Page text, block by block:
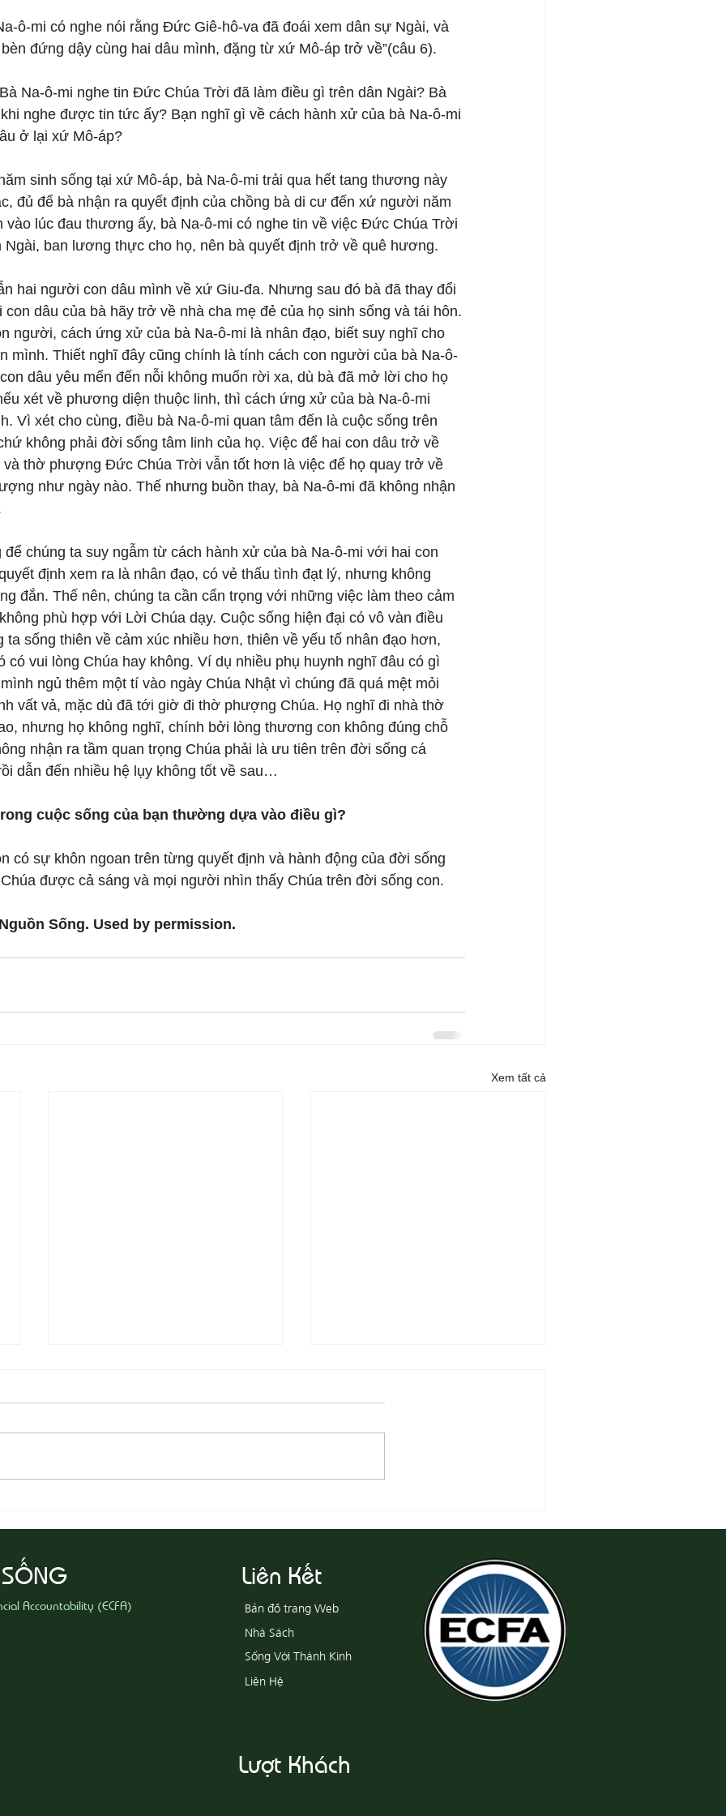
ô-mi có nghe nói rằng Đức Giê-hô-va đã đoái xem dân sự Ngài, và
đứng dậy cùng hai dâu mình, đặng từ xứ Mô-áp trở về”(câu 6).
Na-ô-mi nghe tin Đức Chúa Trời đã làm điều gì trên dân Ngài? Bà
nghe được tin tức ấy? Bạn nghĩ gì về cách hành xử của bà Na-ô-mi
ở lại xứ Mô-áp?
sinh sống tại xứ Mô-áp, bà Na-ô-mi trải qua hết tang thương này
đủ để bà nhận ra quyết định của chồng bà di cư đến xứ người năm
vào lúc đau thương ấy, bà Na-ô-mi có nghe tin về việc Đức Chúa Trời
ban lương thực cho họ, nên bà quyết định trở về quê hương.
hai người con dâu mình về xứ Giu-đa. Nhưng sau đó bà đã thay đổi
dâu của bà hãy trở về nhà cha mẹ đẻ của họ sinh sống và tái hôn.
người, cách ứng xử của bà Na-ô-mi là nhân đạo, biết suy nghĩ cho
mình. Thiết nghĩ đây cũng chính là tính cách con người của bà Na-ô-
dâu yêu mến đến nỗi không muốn rời xa, dù bà đã mở lời cho họ
xét về phương diện thuộc linh, thì cách ứng xử của bà Na-ô-mi
Vì xét cho cùng, điều bà Na-ô-mi quan tâm đến là cuộc sống trên
không phải đời sống tâm linh của họ. Việc để hai con dâu trở về
và thờ phượng Đức Chúa Trời vẫn tốt hơn là việc để họ quay trở về
như ngày nào. Thế nhưng buồn thay, bà Na-ô-mi đã không nhận
để chúng ta suy ngẫm từ cách hành xử của bà Na-ô-mi với hai con
định xem ra là nhân đạo, có vẻ thấu tình đạt lý, nhưng không
đắn. Thế nên, chúng ta cần cẩn trọng với những việc làm theo cảm
phù hợp với Lời Chúa dạy. Cuộc sống hiện đại có vô vàn điều
ta sống thiên về cảm xúc nhiều hơn, thiên về yếu tố nhân đạo hơn,
có vui lòng Chúa hay không. Ví dụ nhiều phụ huynh nghĩ đâu có gì
ngủ thêm một tí vào ngày Chúa Nhật vì chúng đã quá mệt mỏi
vất vả, mặc dù đã tới giờ đi thờ phượng Chúa. Họ nghĩ đi nhà thờ
nhưng họ không nghĩ, chính bởi lòng thương con không đúng chỗ
nhận ra tầm quan trọng Chúa phải là ưu tiên trên đời sống cá
dẫn đến nhiều hệ lụy không tốt về sau…
cuộc sống của bạn thường dựa vào điều gì?
có sự khôn ngoan trên từng quyết định và hành động của đời sống
được cả sáng và mọi người nhìn thấy Chúa trên đời sống con.
Sống. Used by permission.
Xem tất cả
08-07 Nhân Từ Và Chân Thật
Khổ
Accountability (ECFA)
Liên Kết
Bản đồ trang Web
Nhà Sách
Sống Với Thánh Kinh
Liên Hệ
Lượt Khách